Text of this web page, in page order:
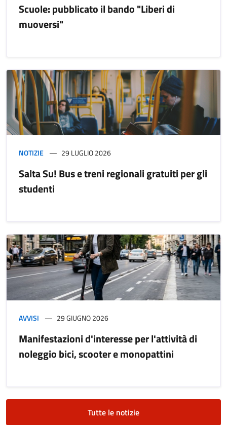
Scuole: pubblicato il bando "Liberi di
muoversi"
NOTIZIE 29 LUGLIO 2026
Salta Su! Bus e treni regionali gratuiti per gli
studenti
AVVISI 29 GIUGNO 2026
Manifestazioni d'interesse per l'attività di
noleggio bici, scooter e monopattini
Tutte le notizie